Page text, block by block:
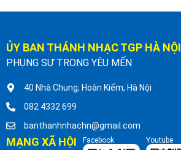
ỦY BAN THÁNH NHẠC TGP HÀ NỘI
PHỤNG SỰ TRONG YÊU MẾN
40 Nhà Chung, Hoàn Kiếm, Hà Nội
082 4332 699
banthanhnhachn@gmail.com
MẠNG XÃ HỘI Facebook Youtube